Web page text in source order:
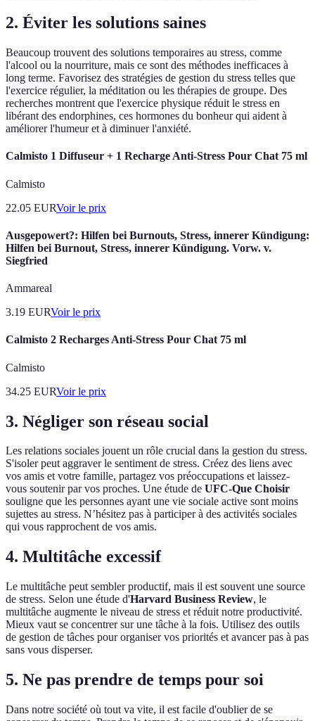
2. Éviter les solutions saines
Beaucoup trouvent des solutions temporaires au stress, comme
l'alcool ou la nourriture, mais ce sont des méthodes inefficaces à
long terme. Favorisez des stratégies de gestion du stress telles que
l'exercice régulier, la méditation ou les thérapies de groupe. Des
recherches montrent que l'exercice physique réduit le stress en
libérant des endorphines, ces hormones du bonheur qui aident à
améliorer l'humeur et à diminuer l'anxiété.
Calmisto 1 Diffuseur + 1 Recharge Anti-Stress Pour Chat 75 ml
Calmisto
22.05 EURVoir le prix
Ausgepowert?: Hilfen bei Burnouts, Stress, innerer Kündigung:
Hilfen bei Burnout, Stress, innerer Kündigung. Vorw. v.
Siegfried
Ammareal
3.19 EURVoir le prix
Calmisto 2 Recharges Anti-Stress Pour Chat 75 ml
Calmisto
34.25 EURVoir le prix
3. Négliger son réseau social
Les relations sociales jouent un rôle crucial dans la gestion du stress.
S'isoler peut aggraver le sentiment de stress. Créez des liens avec
vos amis et votre famille, partagez vos préoccupations et laissez-
vous soutenir par vos proches. Une étude de UFC-Que Choisir
souligne que les personnes ayant une vie sociale active sont moins
sujettes au stress. N’hésitez pas à participer à des activités sociales
qui vous rapprochent de vos amis.
4. Multitâche excessif
Le multitâche peut sembler productif, mais il est souvent une source
de stress. Selon une étude d'Harvard Business Review, le
multitâche augmente le niveau de stress et réduit notre productivité.
Mieux vaut se concentrer sur une tâche à la fois. Utilisez des outils
de gestion de tâches pour organiser vos priorités et avancer pas à pas
sans vous disperser.
5. Ne pas prendre de temps pour soi
Dans notre société où tout va vite, il est facile d'oublier de se